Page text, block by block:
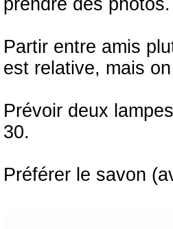
prendre des
Partir entre amis
est relative, mais
Prévoir deux
30.
Préférer le savon